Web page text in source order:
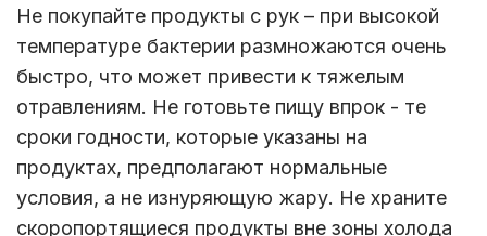
Не покупайте продукты с рук – при высокой
температуре бактерии размножаются очень
быстро, что может привести к тяжелым
отравлениям. Не готовьте пищу впрок - те
сроки годности, которые указаны на
продуктах, предполагают нормальные
условия, а не изнуряющую жару. Не храните
скоропортящиеся продукты вне зоны холода